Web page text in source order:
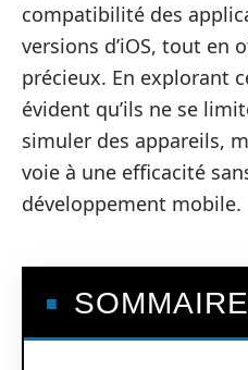
compatibilité des
versions d’iOS, tout en
précieux. En explorant
évident qu’ils ne se
simuler des appareils,
voie à une efficacité
développement mobile.
SOMMAIRE